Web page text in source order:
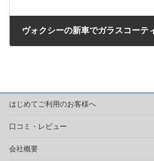
はじめてご利用のお客様へ
口コミ・レビュー
会社概要